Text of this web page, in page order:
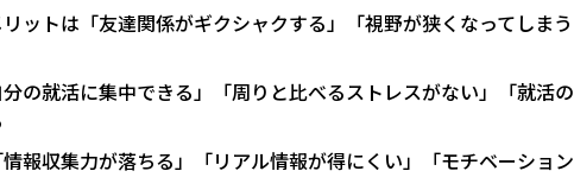
ットは「友達関係がギクシャクする」「視野が狭くなってしまう
の就活に集中できる」「周りと比べるストレスがない」「就活の
報収集力が落ちる」「リアル情報が得にくい」「モチベーション